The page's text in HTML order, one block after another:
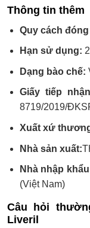
Thông tin thêm
Quy cách
Hạn sử dụng:
Dạng bào chế:
Giấy tiếp
8719/2019/
Xuất xứ
Nhà sản xuất:
Nhà nhập
(Việt Nam)
Câu hỏi
Liveril